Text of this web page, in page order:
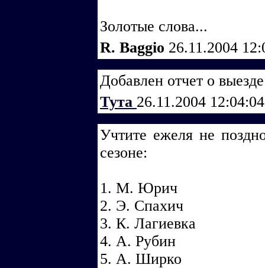
Золотые слова...
R. Baggio 26.11.2004
Добавлен отчет о
Тута 26.11.2004
Учтите ежеля не
сезоне:
1. М. Юрич
2. Э. Спахич
3. К. Лагиевка
4. А. Рубин
5. А. Ширко